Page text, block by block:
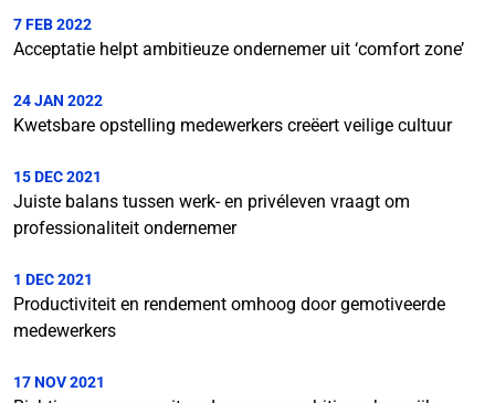
7 FEB 2022
Acceptatie helpt ambitieuze ondernemer uit ‘comfort zone’
24 JAN 2022
Kwetsbare opstelling medewerkers creëert veilige cultuur
15 DEC 2021
Juiste balans tussen werk- en privéleven vraagt om
professionaliteit ondernemer
1 DEC 2021
Productiviteit en rendement omhoog door gemotiveerde
medewerkers
17 NOV 2021